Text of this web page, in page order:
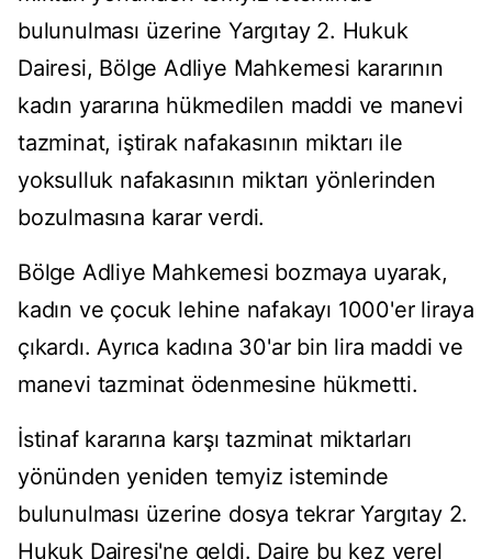
bulunulması üzerine Yargıtay 2. Hukuk
Dairesi, Bölge Adliye Mahkemesi kararının
kadın yararına hükmedilen maddi ve manevi
tazminat, iştirak nafakasının miktarı ile
yoksulluk nafakasının miktarı yönlerinden
bozulmasına karar verdi.
Bölge Adliye Mahkemesi bozmaya uyarak,
kadın ve çocuk lehine nafakayı 1000'er liraya
çıkardı. Ayrıca kadına 30'ar bin lira maddi ve
manevi tazminat ödenmesine hükmetti.
İstinaf kararına karşı tazminat miktarları
yönünden yeniden temyiz isteminde
bulunulması üzerine dosya tekrar Yargıtay 2.
Hukuk Dairesi'ne geldi. Daire bu kez yerel